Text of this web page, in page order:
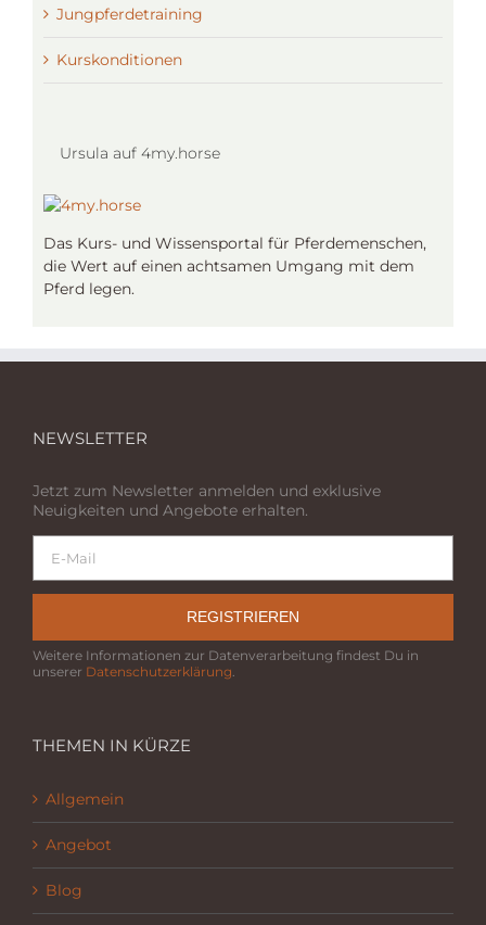
Jungpferdetraining
Kurskonditionen
Ursula auf 4my.horse
Das Kurs- und Wissensportal für Pferdemenschen,
die Wert auf einen achtsamen Umgang mit dem
Pferd legen.
NEWSLETTER
Jetzt zum Newsletter anmelden und exklusive
Neuigkeiten und Angebote erhalten.
REGISTRIEREN
Weitere Informationen zur Datenverarbeitung findest Du in
unserer Datenschutzerklärung.
THEMEN IN KÜRZE
Allgemein
Angebot
Blog